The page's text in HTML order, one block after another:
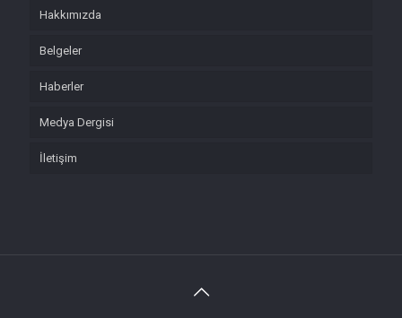
Hakkımızda
Belgeler
Haberler
Medya Dergisi
İletişim